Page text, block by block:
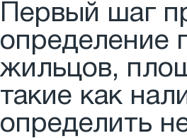
Первый шаг
определение
жильцов,
такие как
определить